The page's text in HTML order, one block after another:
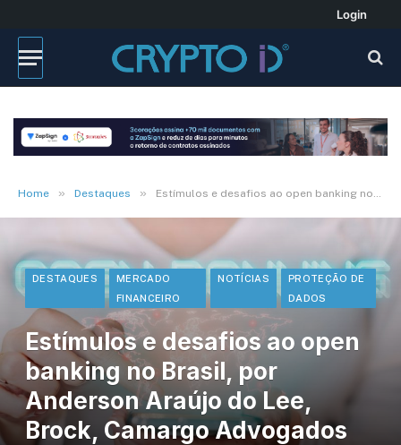
Login
Home » Destaques » Estímulos e desafios ao open banking no Brasil, por Anderson Araújo do Lee, Brock, Camargo Advogados
DESTAQUES
MERCADO
FINANCEIRO
NOTÍCIAS
PROTEÇÃO DE
DADOS
Estímulos e desafios ao open
banking no Brasil, por
Anderson Araújo do Lee,
Brock, Camargo Advogados